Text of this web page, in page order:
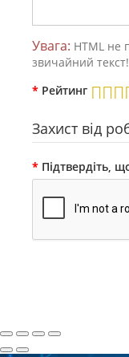
Увага: HTML не
звичайний текст!
Рейтинг
Захист від
Підтвердіть,